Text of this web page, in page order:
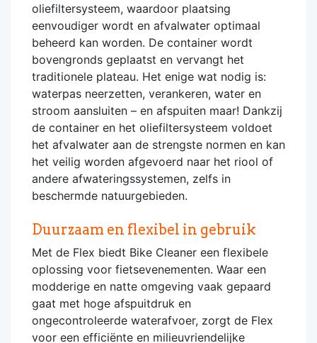
oliefiltersysteem, waardoor plaatsing
eenvoudiger wordt en afvalwater optimaal
beheerd kan worden. De container wordt
bovengronds geplaatst en vervangt het
traditionele plateau. Het enige wat nodig is:
waterpas neerzetten, verankeren, water en
stroom aansluiten – en afspuiten maar! Dankzij
de container en het oliefiltersysteem voldoet
het afvalwater aan de strengste normen en kan
het veilig worden afgevoerd naar het riool of
andere afwateringssystemen, zelfs in
beschermde natuurgebieden.
Duurzaam en flexibel in gebruik
Met de Flex biedt Bike Cleaner een flexibele
oplossing voor fietsevenementen. Waar een
modderige en natte omgeving vaak gepaard
gaat met hoge afspuitdruk en
ongecontroleerde waterafvoer, zorgt de Flex
voor een efficiënte en milieuvriendelijke